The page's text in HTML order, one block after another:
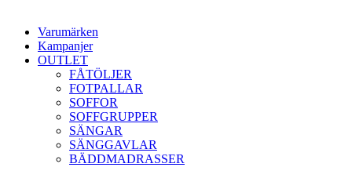
Varumärken
Kampanjer
OUTLET
FÅTÖLJER
FOTPALLAR
SOFFOR
SOFFGRUPPER
SÄNGAR
SÄNGGAVLAR
BÄDDMADRASSER